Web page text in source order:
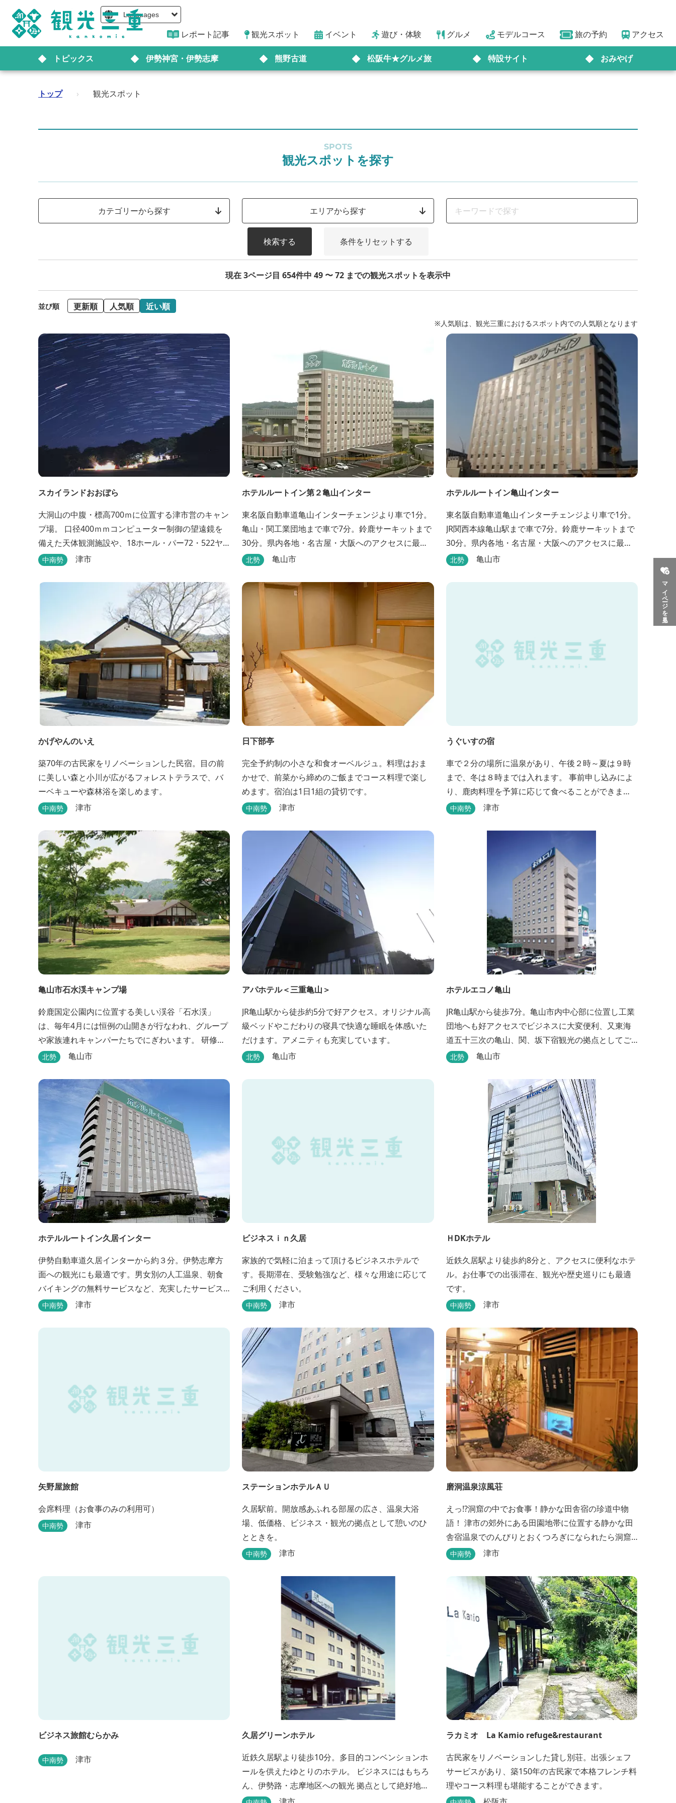
Languages
レポート記事 観光スポット イベント 遊び・体験 グルメ モデルコース 旅の予約 アクセス
トピックス 伊勢神宮・伊勢志摩 熊野古道 松阪牛★グルメ旅 特設サイト おみやげ
マイページを見る
トップ › 観光スポット
SPOTS
観光スポットを探す
カテゴリーから探す エリアから探す
検索する 条件をリセットする
現在 3ページ目 654件中 49 〜 72 までの観光スポットを表示中
並び順 更新順 人気順 近い順
※人気順は、観光三重におけるスポット内での人気順となります
スカイランドおおぼら
大洞山の中腹・標高700ｍに位置する津市営のキャン
プ場。 口径400ｍｍコンピューター制御の望遠鏡を
備えた天体観測施設や、18ホール・パー72・522ヤ
ードのパターゴルフ場があります。
中南勢 津市
ホテルルートイン第２亀山インター
東名阪自動車道亀山インターチェンジより車で1分。
亀山・関工業団地まで車で7分。鈴鹿サーキットまで
30分。県内各地・名古屋・大阪へのアクセスに最
適。大浴場・無料駐車場完備。
北勢 亀山市
ホテルルートイン亀山インター
東名阪自動車道亀山インターチェンジより車で1分。
JR関西本線亀山駅まで車で7分。鈴鹿サーキットまで
30分。県内各地・名古屋・大阪へのアクセスに最
適。全室インターネット回線・人工温泉大浴場・無
北勢 亀山市
かげやんのいえ
築70年の古民家をリノベーションした民宿。目の前
に美しい森と小川が広がるフォレストテラスで、バ
ーベキューや森林浴を楽しめます。
中南勢 津市
日下部亭
完全予約制の小さな和食オーベルジュ。料理はおま
かせで、前菜から締めのご飯までコース料理で楽し
めます。宿泊は1日1組の貸切です。
中南勢 津市
うぐいすの宿
車で２分の場所に温泉があり、午後２時～夏は９時
まで、冬は８時までは入れます。 事前申し込みによ
り、鹿肉料理を予算に応じて食べることができま
す。 春から秋は、宿の前の畑で収穫体験ができ、そ
中南勢 津市
亀山市石水渓キャンプ場
鈴鹿国定公園内に位置する美しい渓谷「石水渓」
は、毎年4月には恒例の山開きが行なわれ、グループ
や家族連れキャンパーたちでにぎわいます。 研修施
設は団体用宿泊施設、バンガローはグループ・家族
点として最適です。
北勢 亀山市
アパホテル＜三重亀山＞
JR亀山駅から徒歩約5分で好アクセス。オリジナル高
級ベッドやこだわりの寝具で快適な睡眠を体感いた
だけます。アメニティも充実しています。
北勢 亀山市
ホテルエコノ亀山
JR亀山駅から徒歩7分。亀山市内中心部に位置し工業
団地へも好アクセスでビジネスに大変便利、又東海
道五十三次の亀山、関、坂下宿観光の拠点としてご
利用いただけます。無料朝食（セルフサービス）、
北勢 亀山市
ホテルルートイン久居インター
伊勢自動車道久居インターから約３分。伊勢志摩方
面への観光にも最適です。男女別の人工温泉、朝食
バイキングの無料サービスなど、充実したサービス
でお待ちしております。近くに多数の飲食店や物販
中南勢 津市
ビジネスｉｎ久居
家族的で気軽に泊まって頂けるビジネスホテルで
す。長期滞在、受験勉強など、様々な用途に応じて
ご利用ください。
中南勢 津市
ＨDKホテル
近鉄久居駅より徒歩約8分と、アクセスに便利なホテ
ル。お仕事での出張滞在、観光や歴史巡りにも最適
です。
中南勢 津市
矢野屋旅館
会席料理（お食事のみの利用可）
中南勢 津市
ステーションホテルＡＵ
久居駅前。開放感あふれる部屋の広さ、温泉大浴
場、低価格、ビジネス・観光の拠点として憩いのひ
とときを。
中南勢 津市
磨洞温泉涼風荘
えっ!?洞窟の中でお食事！静かな田舎宿の珍道中物
語！ 津市の郊外にある田園地帯に位置する静かな田
舎宿温泉でのんびりとおくつろぎになられたら洞窟
を利用したお座敷で、伊勢湾の海の幸や松阪肉を山
後の天然空調、お客様を不思議な空間にご案内！ ご
宴会には、大広間で和食会席、日帰り入浴＆お食事
ＯＫ。 温泉は、津に来て津の湯をお楽しみいただけ
ます。「白...
中南勢 津市
ビジネス旅館むらかみ
中南勢 津市
久居グリーンホテル
近鉄久居駅より徒歩10分。多目的コンベンションホ
ールを供えたゆとりのホテル。 ビジネスにはもちろ
ん、伊勢路・志摩地区への観光 拠点として絶好地。
安心して宿泊できる快適で清潔な客室にサービスも
ラカミオ La Kamio refuge&restaurant
古民家をリノベーションした貸し別荘。出張シェフ
サービスがあり、築150年の古民家で本格フレンチ料
理やコース料理も堪能することができます。